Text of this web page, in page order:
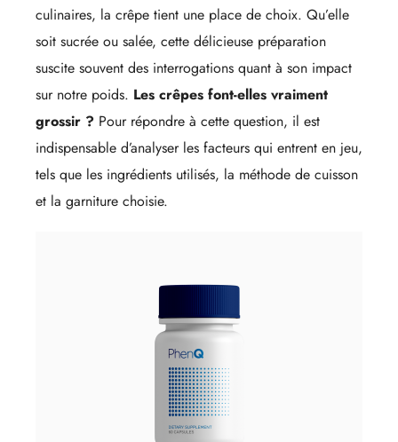
culinaires, la crêpe tient une place de choix. Qu’elle
soit sucrée ou salée, cette délicieuse préparation
suscite souvent des interrogations quant à son impact
sur notre poids. Les crêpes font-elles vraiment
grossir ? Pour répondre à cette question, il est
indispensable d’analyser les facteurs qui entrent en jeu,
tels que les ingrédients utilisés, la méthode de cuisson
et la garniture choisie.